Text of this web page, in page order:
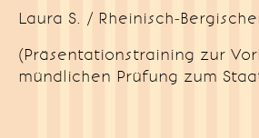
Laura S. / Rheinisch-
(Präsentationstraining zur
mündlichen Prüfung zum